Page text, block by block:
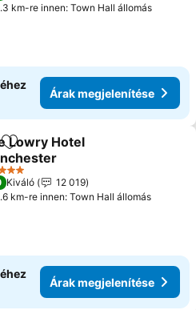
km-re innen: Town Hall állomás
Árak megjelenítése
Hozzáadás a kedvencekhez
Lowry Hotel
megjelenítése
Kiváló
12 019
km-re innen: Town Hall állomás
Árak megjelenítése